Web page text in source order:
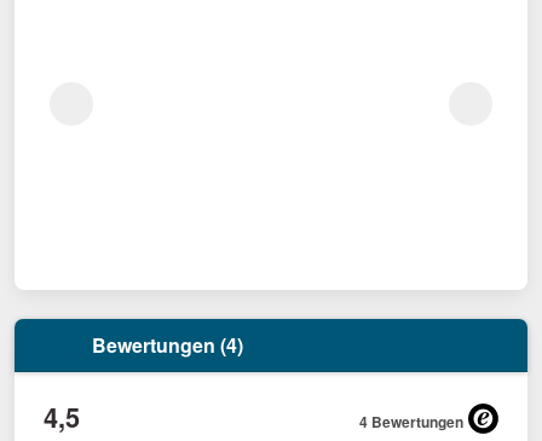
Bewertungen (4)
4,5 4 Bewertungen